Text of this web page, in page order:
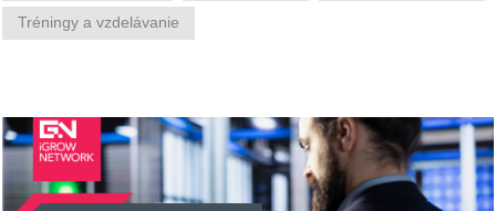
Tréningy a vzdelávanie